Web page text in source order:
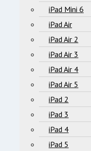
iPad Mini 6
iPad Air
iPad Air 2
iPad Air 3
iPad Air 4
iPad Air 5
iPad 2
iPad 3
iPad 4
iPad 5